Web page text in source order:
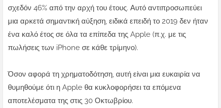
σχεδόν 46% από την αρχή του έτους. Αυτό αντιπροσωπεύει
μια αρκετά σημαντική αύξηση, ειδικά επειδή το 2019 δεν ήταν
ένα καλό έτος σε όλα τα επίπεδα της Apple (π.χ. με τις
πωλήσεις των iPhone σε κάθε τρίμηνο).
Όσον αφορά τη χρηματοδότηση, αυτή είναι μια ευκαιρία να
θυμηθούμε ότι η Apple θα κυκλοφορήσει τα επόμενα
αποτελέσματα της στις 30 Οκτωβρίου.